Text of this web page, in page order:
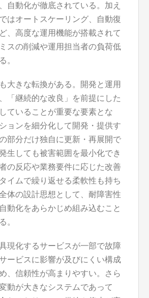
自動化が徹底されている。加え
はオートスケーリング、自動復
、高度な運用機能が搭載されて
スの削減や運用担当者の負荷低
。
大きな転換がある。開発と運用
「継続的な改良」を前提にした
ていることが重要な要素とな
ョンを細分化して開発・提供す
部分だけ独自に更新・再展開で
生しても被害範囲を最小化でき
の反応や業務要件に応じた改善
イムで繰り返せる柔軟性も持ち
体の設計思想として、耐障害性
動化をあらかじめ組み込むこと
。
現化するサービスが一部で故障
ービスに影響が及びにくい構成
、信頼性が高まりやすい。さら
動が大きなシステムであって